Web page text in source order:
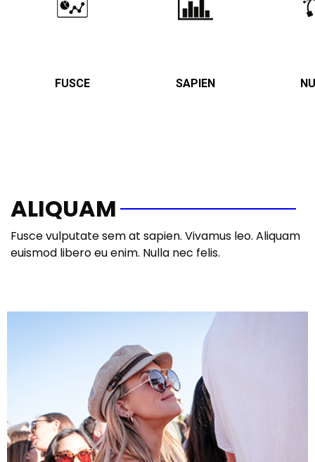
FUSCE SAPIEN
ALIQUAM
Fusce vulputate sem at sapien. Vivamus leo. Aliquam
euismod libero eu enim. Nulla nec felis.